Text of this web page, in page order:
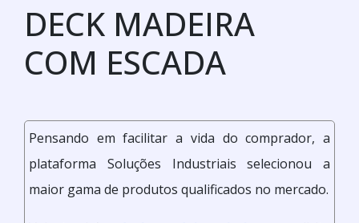
DECK MADEIRA
COM ESCADA
Pensando em facilitar a vida do comprador, a
plataforma Soluções Industriais selecionou a
maior gama de produtos qualificados no mercado.